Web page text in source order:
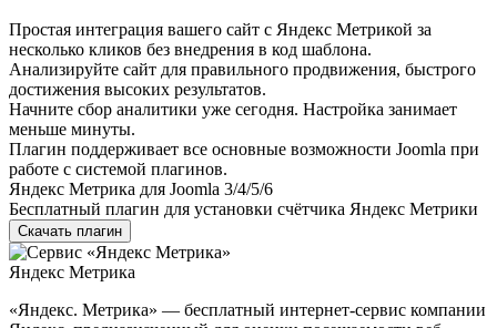
Простая интеграция вашего сайт с Яндекс Метрикой за
несколько кликов без внедрения в код шаблона.
Анализируйте сайт для правильного продвижения, быстрого
достижения высоких результатов.
Начните сбор аналитики уже сегодня. Настройка занимает
меньше минуты.
Плагин поддерживает все основные возможности Joomla при
работе с системой плагинов.
Яндекс Метрика для Joomla 3/4/5/6
Бесплатный плагин для установки счётчика Яндекс Метрики
Скачать плагин
Яндекс Метрика
«Яндекс. Метрика» — бесплатный интернет-сервис компании